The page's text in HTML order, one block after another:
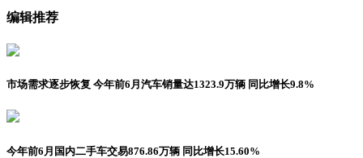
编辑推荐
市场需求逐步恢复 今年前6月汽车销量达1323.9万辆 同比增长9.8%
今年前6月国内二手车交易876.86万辆 同比增长15.60%